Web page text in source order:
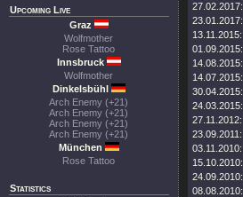
Upcoming Live
Graz
Wolfmother
Rose Tattoo
Innsbruck
Wolfmother
Dinkelsbühl
Arch Enemy (+21)
Arch Enemy (+21)
Arch Enemy (+21)
Arch Enemy (+21)
München
Rose Tattoo
Statistics
27.02.2017:
23.01.2017:
13.11.2015:
01.09.2015:
14.08.2015:
14.07.2015:
30.04.2015:
24.03.2015:
27.11.2012:
23.09.2011:
03.11.2010:
15.10.2010:
24.09.2010:
08.08.2010: